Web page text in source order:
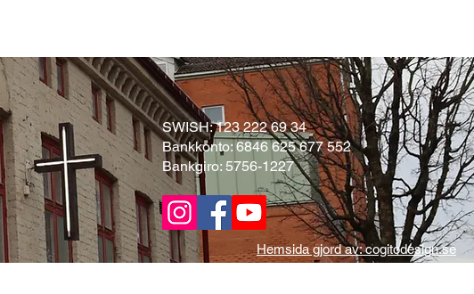
SWISH: 123 222 69 34
Bankkonto: 6846 625 677 552
Bankgiro: 5756-1227
Hemsida gjord av: cogitodesign.se